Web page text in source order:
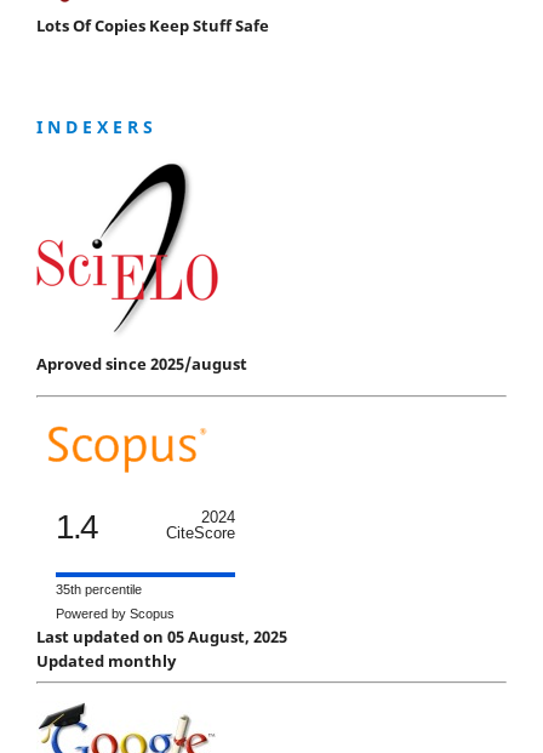
Lots Of Copies Keep Stuff Safe
I N D E X E R S
Aproved since 2025/august
1.4
2024
CiteScore
35th percentile
Powered by Scopus
Last updated on 05 August, 2025
Updated monthly